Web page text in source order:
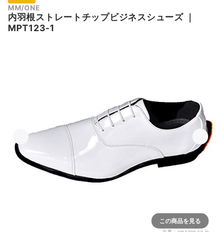
MM/ONE
内羽根ストレートチップビジネスシューズ｜
MPT123-1
この商品を見る